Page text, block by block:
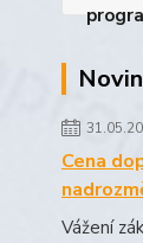
Cena
Vážení